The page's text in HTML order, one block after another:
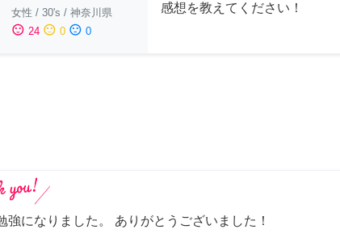
女性 / 30's / 神奈川県
sentiment_satisfied 24 sentiment_neutral 0 sentiment_dissatisfied 0
感想を教えてください！
強になりました。 ありがとうございました！